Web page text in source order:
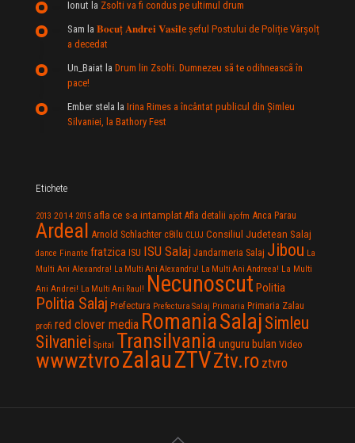
Ionut la Zsolti va fi condus pe ultimul drum
Sam la 𝐁𝐨𝐜𝐮ț 𝐀𝐧𝐝𝐫𝐞𝐢 𝐕𝐚𝐬𝐢𝐥e şeful Postului de Poliție Vârșolț
a decedat
Un_Baiat la Drum lin Zsolti. Dumnezeu sã te odihneascã în
pace!
Ember stela la Irina Rimes a încântat publicul din Şimleu
Silvaniei, la Bathory Fest
Etichete
2013 2014 2015 afla ce s-a intamplat Afla detalii ajofm Anca Parau
Ardeal Arnold Schlachter c8ilu CLUJ Consiliul Judetean Salaj
dance Finante fratzica ISU ISU Salaj Jandarmeria Salaj Jibou La
Multi Ani Alexandra! La Multi Ani Alexandru! La Multi Ani Andreea! La Multi
Ani Andrei! La Multi Ani Raul! Necunoscut Politia
Politia Salaj Prefectura Prefectura Salaj Primaria Primaria Zalau
profi red clover media RomaniaSalaj Simleu
Silvaniei Spital Transilvania unguru bulan Video
wwwztvroZalauZTVZtv.ro ztvro